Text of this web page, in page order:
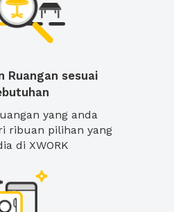
Ruangan sesuai
yang anda
ribuan pilihan yang
di XWORK